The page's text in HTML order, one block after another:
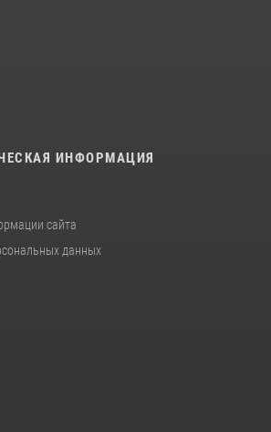
ИНФОРМАЦИЯ
сайта
данных